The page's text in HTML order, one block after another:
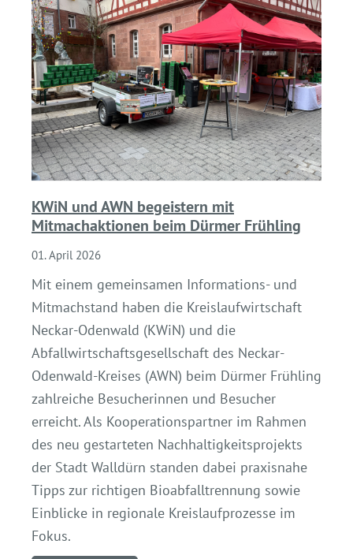
KWiN und AWN begeistern mit
Mitmachaktionen beim Dürmer Frühling
01. April 2026
Mit einem gemeinsamen Informations- und
Mitmachstand haben die Kreislaufwirtschaft
Neckar-Odenwald (KWiN) und die
Abfallwirtschaftsgesellschaft des Neckar-
Odenwald-Kreises (AWN) beim Dürmer Frühling
zahlreiche Besucherinnen und Besucher
erreicht. Als Kooperationspartner im Rahmen
des neu gestarteten Nachhaltigkeitsprojekts
der Stadt Walldürn standen dabei praxisnahe
Tipps zur richtigen Bioabfalltrennung sowie
Einblicke in regionale Kreislaufprozesse im
Fokus.